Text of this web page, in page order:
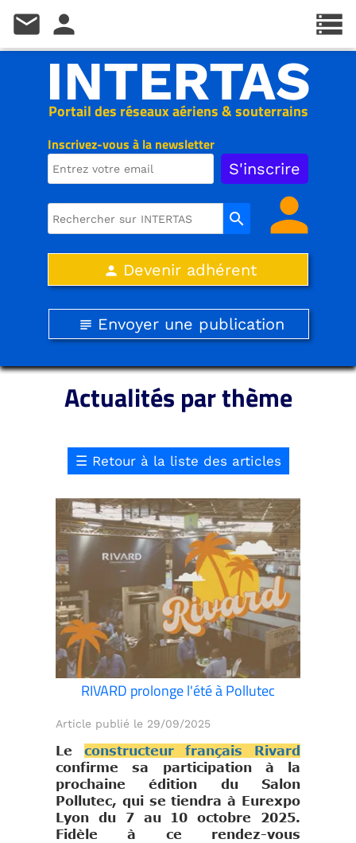
Inscrivez-vous à la newsletter
Portail des réseaux aériens & souterrains
INTERTAS
search person
person Devenir adhérent
subject Envoyer une publication
Actualités par thème
☰ Retour à la liste des articles
RIVARD prolonge l'été à Pollutec
Article publié le 29/09/2025
Le constructeur français Rivard
confirme sa participation à la
prochaine édition du Salon
Pollutec, qui se tiendra à Eurexpo
Lyon du 7 au 10 octobre 2025.
Fidèle à ce rendez-vous
storage
mail person